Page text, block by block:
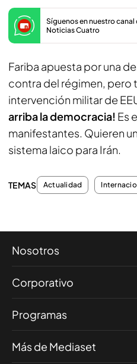
Síguenos en nuestro
Noticias Cuatro
Fariba apuesta por una
contra del régimen, pero
intervención militar de
arriba la democracia! Es
manifestantes. Quieren
sistema laico para Irán.
TEMAS Actualidad
Nosotros
Corporativo
Programas
Más de Mediaset